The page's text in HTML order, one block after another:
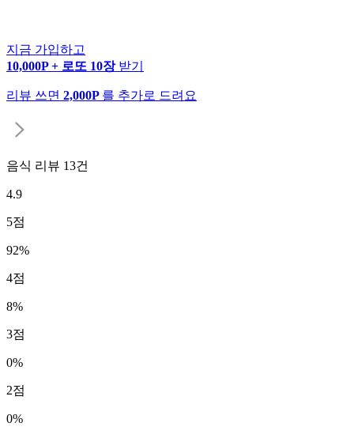
지금 가입하고
10,000P + 로또 10장 받기
리뷰 쓰면 2,000P 를 추가로 드려요
음식 리뷰 13건
4.9
5점
92%
4점
8%
3점
0%
2점
0%